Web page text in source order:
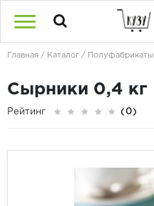
Главная Каталог Полуфабрикаты
Сырники 0,4 кг
Рейтинг (0)